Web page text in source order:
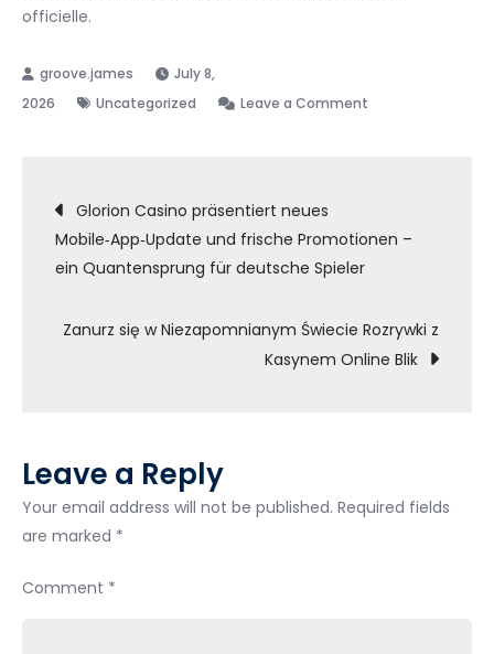
officielle.
July 8,
2026
Uncategorized Leave a Comment
WinKingdom
étape
Post
navigation
Glorion Casino präsentiert neues
Mobile‑App‑Update und frische Promotionen –
ein Quantensprung für deutsche Spieler
Zanurz się w Niezapomnianym Świecie Rozrywki z
Kasynem Online Blik
Leave a Reply
Your email address will not be published. Required fields
are marked *
Comment *